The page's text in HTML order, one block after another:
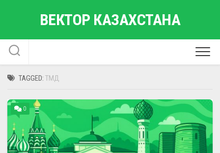
ВЕКТОР КАЗАХСТАНА
TAGGED: ТМД
0